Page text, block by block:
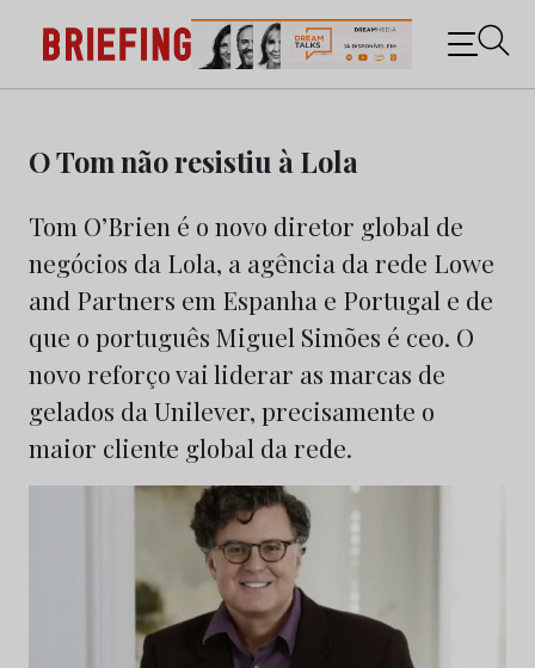
content
Briefing: Todas as notícias sobre os negócios do
Marketing e da Publicidade
O Tom não resistiu à Lola
Tom O’Brien é o novo diretor global de
negócios da Lola, a agência da rede Lowe
and Partners em Espanha e Portugal e de
que o português Miguel Simões é ceo. O
novo reforço vai liderar as marcas de
gelados da Unilever, precisamente o
maior cliente global da rede.